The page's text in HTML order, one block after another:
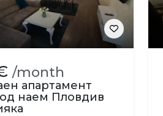
/month
апартамент
наем Пловдив